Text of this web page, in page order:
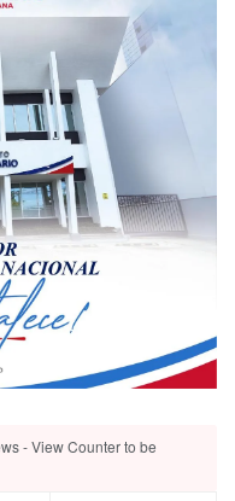
- View Counter to be